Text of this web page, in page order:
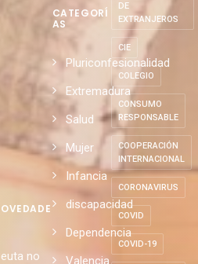
no
CATEGORÍ
AS
Pluriconfesionalidad
Extremadura
Salud
Mujer
Infancia
discapacidad
Dependencia
Valencia
DE
EXTRANJEROS
CIE
COLEGIO
CONSUMO
RESPONSABLE
COOPERACIÓN
INTERNACIONAL
CORONAVIRUS
COVID
COVID-19